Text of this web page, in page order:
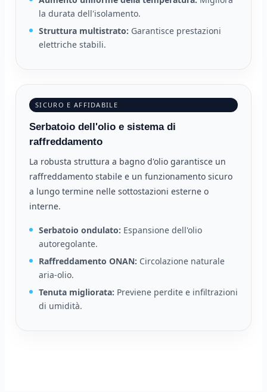
la durata dell'isolamento.
Struttura multistrato: Garantisce prestazioni
elettriche stabili.
SICURO E AFFIDABILE
Serbatoio dell'olio e sistema di
raffreddamento
La robusta struttura a bagno d'olio garantisce un
raffreddamento stabile e un funzionamento sicuro
a lungo termine nelle sottostazioni esterne o
interne.
Serbatoio ondulato: Espansione dell'olio
autoregolante.
Raffreddamento ONAN: Circolazione naturale
aria-olio.
Tenuta migliorata: Previene perdite e infiltrazioni
di umidità.